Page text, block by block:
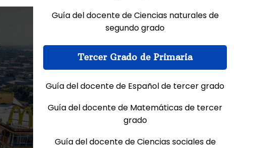
Guía del docente de Ciencias naturales de
segundo grado
Tercer Grado de Primaria
Guía del docente de Español de tercer grado
Guía del docente de Matemáticas de tercer
grado
Guía del docente de Ciencias sociales de